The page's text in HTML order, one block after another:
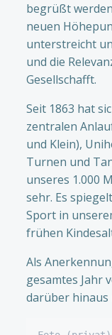
begrüßt
neuen
unterstreicht
und die
Gesellschafft.
Seit 1863 hat
zentralen
und Klein),
Turnen und
unseres 1.000
sehr. Es
Sport in
frühen
Als
gesamtes Jahr
darüber hinaus